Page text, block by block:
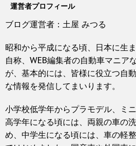
運営者プロフィール
ブログ運営者：土屋 みつる
昭和から平成になる頃、日本に生ま
自称、WEB編集者の自動車マニア
が、基本的には、皆様に役立つ自
な情報を発信してまいります。
小学校低学年からプラモデル、ミ
高学年になる頃には、両親の車の
め、中学生になる頃には、車の軽